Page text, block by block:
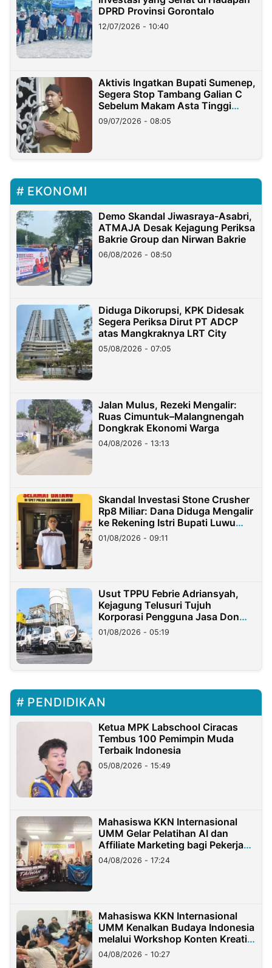
DPRD Provinsi Gorontalo
12/07/2026 - 10:40
Aktivis Ingatkan Bupati Sumenep,
Segera Stop Tambang Galian C
Sebelum Makam Asta Tinggi
Longsor
09/07/2026 - 08:05
EKONOMI
Demo Skandal Jiwasraya-Asabri,
ATMAJA Desak Kejagung Periksa
Bakrie Group dan Nirwan Bakrie
06/08/2026 - 08:50
Diduga Dikorupsi, KPK Didesak
Segera Periksa Dirut PT ADCP
atas Mangkraknya LRT City
05/08/2026 - 07:05
Jalan Mulus, Rezeki Mengalir:
Ruas Cimuntuk–Malangnengah
Dongkrak Ekonomi Warga
04/08/2026 - 13:13
Skandal Investasi Stone Crusher
Rp8 Miliar: Dana Diduga Mengalir
ke Rekening Istri Bupati Luwu
Timur
01/08/2026 - 09:11
Usut TPPU Febrie Adriansyah,
Kejagung Telusuri Tujuh
Korporasi Pengguna Jasa Don
Ritto
01/08/2026 - 05:19
PENDIDIKAN
Ketua MPK Labschool Ciracas
Tembus 100 Pemimpin Muda
Terbaik Indonesia
05/08/2026 - 15:49
Mahasiswa KKN Internasional
UMM Gelar Pelatihan AI dan
Affiliate Marketing bagi Pekerja
Migran Indonesia di Taiwan
04/08/2026 - 17:24
Mahasiswa KKN Internasional
UMM Kenalkan Budaya Indonesia
melalui Workshop Konten Kreatif
di Taiwan
04/08/2026 - 10:27